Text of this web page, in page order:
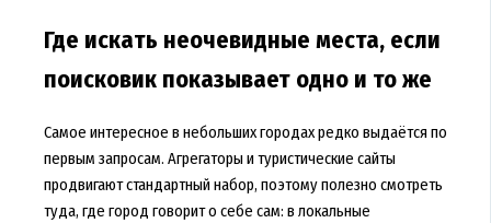
Где искать неочевидные места, если
поисковик показывает одно и то же
Самое интересное в небольших городах редко выдаётся по
первым запросам. Агрегаторы и туристические сайты
продвигают стандартный набор, поэтому полезно смотреть
туда, где город говорит о себе сам: в локальные